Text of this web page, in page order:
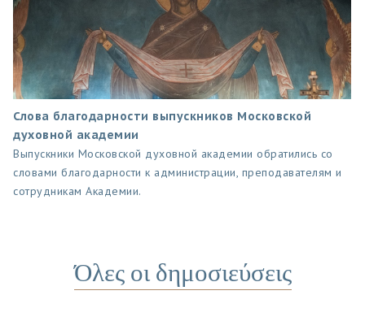
Слова благодарности выпускников Московской
духовной академии
Выпускники Московской духовной академии обратились со
словами благодарности к администрации, преподавателям и
сотрудникам Академии.
Όλες οι δημοσιεύσεις